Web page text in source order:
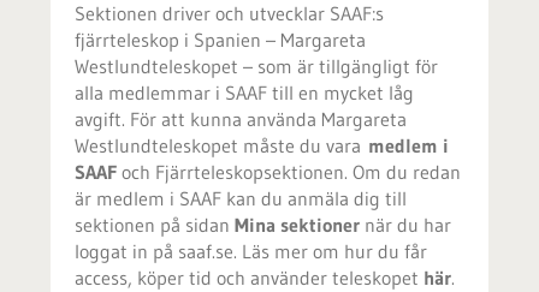
Sektionen driver och utvecklar SAAF:s
fjärrteleskop i Spanien – Margareta
Westlundteleskopet – som är tillgängligt för
alla medlemmar i SAAF till en mycket låg
avgift. För att kunna använda Margareta
Westlundteleskopet måste du vara medlem i
SAAF och Fjärrteleskopsektionen. Om du redan
är medlem i SAAF kan du anmäla dig till
sektionen på sidan Mina sektioner när du har
loggat in på saaf.se. Läs mer om hur du får
access, köper tid och använder teleskopet här.